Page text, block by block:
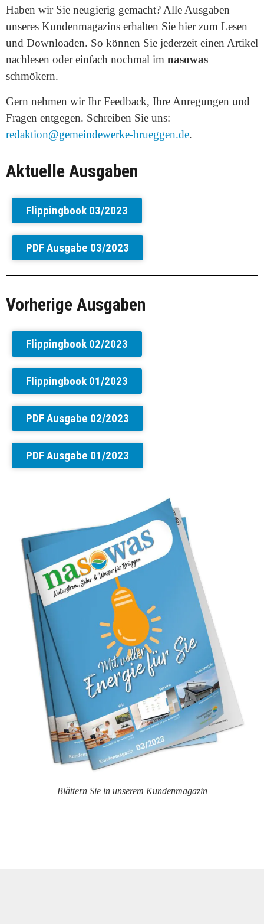
Haben wir Sie neugierig gemacht? Alle Ausgaben
unseres Kundenmagazins erhalten Sie hier zum Lesen
und Downloaden. So können Sie jederzeit einen Artikel
nachlesen oder einfach nochmal im nasowas
schmökern.
Gern nehmen wir Ihr Feedback, Ihre Anregungen und
Fragen entgegen. Schreiben Sie uns:
redaktion@gemeindewerke-brueggen.de.
Aktuelle Ausgaben
Flippingbook 03/2023
PDF Ausgabe 03/2023
Vorherige Ausgaben
Flippingbook 02/2023
Flippingbook 01/2023
PDF Ausgabe 02/2023
PDF Ausgabe 01/2023
Blättern Sie in unserem Kundenmagazin